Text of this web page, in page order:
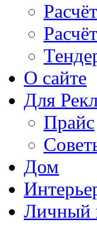
О сайте
Для
Прайс
Дом
Личный